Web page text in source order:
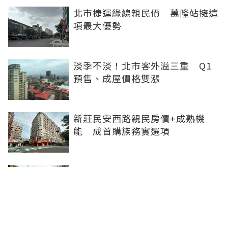
北市捷運綠線親民價 萬隆站擁這
項最大優勢
淡季不淡！北市客外溢三重 Q1
預售、成屋價格雙漲
新莊民安西路親民房價+成熟機
能 成首購族務實選項